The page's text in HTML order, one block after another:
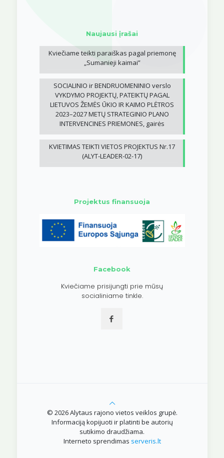
Naujausi įrašai
Kviečiame teikti paraiškas pagal priemonę
„Sumanieji kaimai”
SOCIALINIO ir BENDRUOMENINIO verslo
VYKDYMO PROJEKTŲ, PATEIKTŲ PAGAL
LIETUVOS ŽEMĖS ŪKIO IR KAIMO PLĖTROS
2023–2027 METŲ STRATEGINIO PLANO
INTERVENCINES PRIEMONES, gairės
KVIETIMAS TEIKTI VIETOS PROJEKTUS Nr.17
(ALYT-LEADER-02-17)
Projektus finansuoja
Facebook
Kviečiame prisijungti prie mūsų
socialiniame tinkle.
© 2026 Alytaus rajono vietos veiklos grupė.
Informaciją kopijuoti ir platinti be autorių
sutikimo draudžiama.
Interneto sprendimas serveris.lt